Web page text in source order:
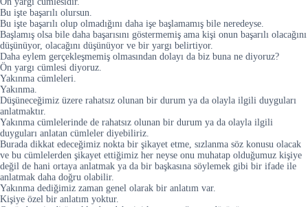
Bu işte başarılı olursun.
Bu işte başarılı olup olmadığını daha işe başlamamış bile neredeyse.
Başlamış olsa bile daha başarısını göstermemiş ama kişi onun başarılı olacağını
düşünüyor, olacağını düşünüyor ve bir yargı belirtiyor.
Daha eylem gerçekleşmemiş olmasından dolayı da biz buna ne diyoruz?
Ön yargı cümlesi diyoruz.
Yakınma cümleleri.
Yakınma.
Düşüneceğimiz üzere rahatsız olunan bir durum ya da olayla ilgili duyguları
anlatmaktır.
Yakınma cümlelerinde de rahatsız olunan bir durum ya da olayla ilgili
duyguları anlatan cümleler diyebiliriz.
Burada dikkat edeceğimiz nokta bir şikayet etme, sızlanma söz konusu olacak
ve bu cümlelerden şikayet ettiğimiz her neyse onu muhatap olduğumuz kişiye
değil de hani ortaya anlatmak ya da bir başkasına söylemek gibi bir ifade ile
anlatmak daha doğru olabilir.
Yakınma dediğimiz zaman genel olarak bir anlatım var.
Kişiye özel bir anlatım yoktur.